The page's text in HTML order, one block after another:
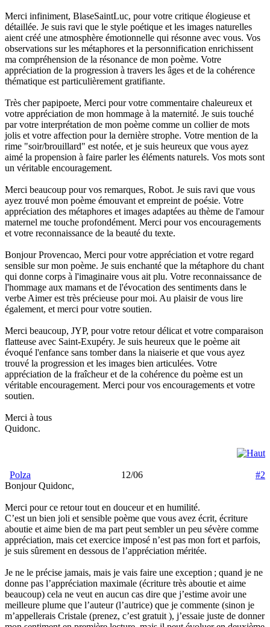
Merci infiniment, BlaseSaintLuc, pour votre critique élogieuse et
détaillée. Je suis ravi que le style poétique et les images naturelles
aient créé une atmosphère émotionnelle qui résonne avec vous. Vos
observations sur les métaphores et la personnification enrichissent
ma compréhension de la résonance de mon poème. Votre
appréciation de la progression à travers les âges et de la cohérence
thématique est particulièrement gratifiante.
Très cher papipoete, Merci pour votre commentaire chaleureux et
votre appréciation de mon hommage à la maternité. Je suis touché
par votre interprétation de mon poème comme un collier de mots
jolis et votre affection pour la dernière strophe. Votre mention de la
rime "soir/brouillard" est notée, et je suis heureux que vous ayez
aimé la propension à faire parler les éléments naturels. Vos mots sont
un véritable encouragement.
Merci beaucoup pour vos remarques, Robot. Je suis ravi que vous
ayez trouvé mon poème émouvant et empreint de poésie. Votre
appréciation des métaphores et images adaptées au thème de l'amour
maternel me touche profondément. Merci pour vos encouragements
et votre reconnaissance de la beauté du texte.
Bonjour Provencao, Merci pour votre appréciation et votre regard
sensible sur mon poème. Je suis enchanté que la métaphore du chant
qui donne corps à l'imaginaire vous ait plu. Votre reconnaissance de
l'hommage aux mamans et de l'évocation des sentiments dans le
verbe Aimer est très précieuse pour moi. Au plaisir de vous lire
également, et merci pour votre soutien.
Merci beaucoup, JYP, pour votre retour délicat et votre comparaison
flatteuse avec Saint-Exupéry. Je suis heureux que le poème ait
évoqué l'enfance sans tomber dans la niaiserie et que vous ayez
trouvé la progression et les images bien articulées. Votre
appréciation de la fraîcheur et de la cohérence du poème est un
véritable encouragement. Merci pour vos encouragements et votre
soutien.
Merci à tous
Quidonc.
Polza 12/06
#2
Bonjour Quidonc,
Merci pour ce retour tout en douceur et en humilité.
C’est un bien joli et sensible poème que vous avez écrit, écriture
aboutie et aime bien de ma part peut sembler un peu sévère comme
appréciation, mais cet exercice imposé n’est pas mon fort et parfois,
je suis sûrement en dessous de l’appréciation méritée.
Je ne le précise jamais, mais je vais faire une exception ; quand je ne
donne pas l’appréciation maximale (écriture très aboutie et aime
beaucoup) cela ne veut en aucun cas dire que j’estime avoir une
meilleure plume que l’auteur (l’autrice) que je commente (sinon je
m’appellerais Cristale (prenez, c’est gratuit ), j’essaie juste de donner